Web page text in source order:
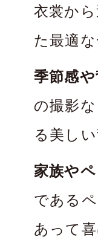
衣裳か
た最適
季節感や
の撮影
る美し
家族や
である
あって喜